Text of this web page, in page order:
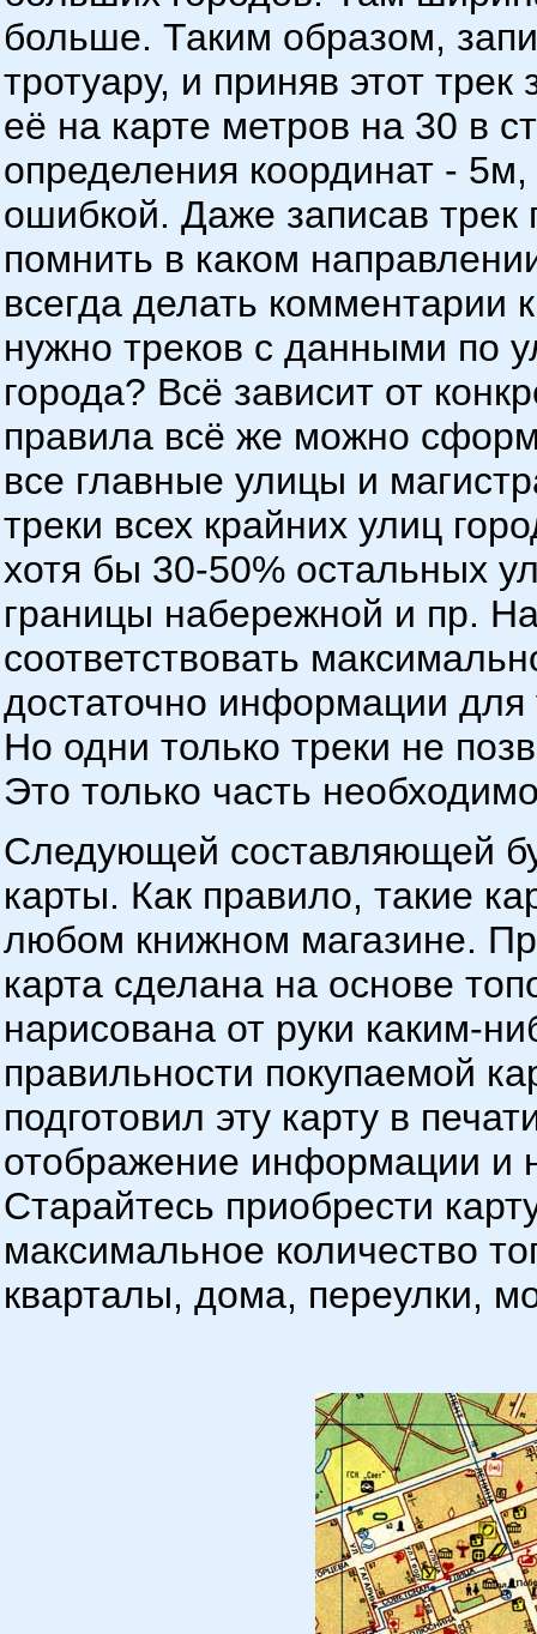
больше. Таким образом,
тротуару, и приняв этот
её на карте метров на 30 в
определения координат -
ошибкой. Даже записав
помнить в каком
всегда делать комментарии
нужно треков с данными по
города? Всё зависит от
правила всё же можно
все главные улицы и
треки всех крайних улиц
хотя бы 30-50% остальных
границы набережной и пр.
соответствовать
достаточно информации
Но одни только треки не
Это только часть
Следующей составляющей
карты. Как правило, такие
любом книжном магазине.
карта сделана на основе
нарисована от руки каким-
правильности покупаемой
подготовил эту карту в
отображение информации и
Старайтесь приобрести
максимальное количество
кварталы, дома, переулки,